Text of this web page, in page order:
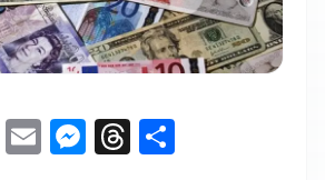
WhatsApp
EmailMessenger
Threads